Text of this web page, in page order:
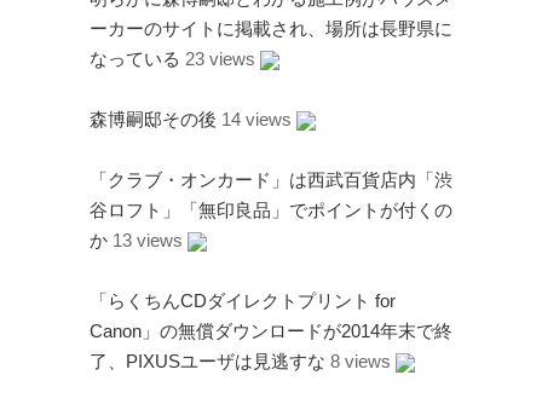
ごろなお通信
ギャラリー猫町
（Facebook）
謎の円盤UFO
FANDERSON
ーカーのサイトに掲載され、場所は長野県に
なっている 23 views
森博嗣邸その後 14 views
「クラブ・オンカード」は西武百貨店内「渋
谷ロフト」「無印良品」でポイントが付くの
か 13 views
「らくちんCDダイレクトプリント for
Canon」の無償ダウンロードが2014年末で終
了、PIXUSユーザは見逃すな 8 views